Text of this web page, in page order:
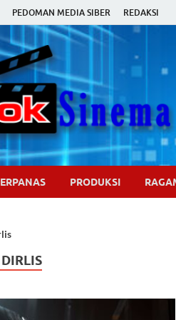
PEDOMAN MEDIA SIBER REDAKSI
PRODUKSI